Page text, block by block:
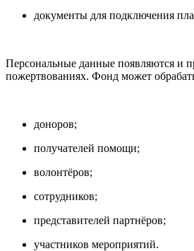
документы для подключения
Персональные данные появляются и
пожертвованиях. Фонд может
доноров;
получателей помощи;
волонтёров;
сотрудников;
представителей партнёров;
участников мероприятий.